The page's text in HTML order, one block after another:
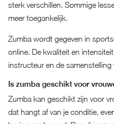
sterk verschillen. Sommige
meer toegankelijk.
Zumba wordt gegeven in
online. De kwaliteit en
instructeur en de samenstelling
Is zumba geschikt voor
Zumba kan geschikt zijn voor
dat hangt af van je conditie,